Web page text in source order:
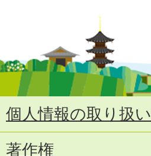
個人情報の取り扱い
著作権